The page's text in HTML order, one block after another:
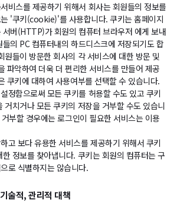
비스를 제공하기 위해서 회사는 회원들의 정보를
'쿠키(cookie)'를 사용합니다. 쿠키는 홈페이지
버(HTTP)가 회원의 컴퓨터 브라우저 에게 보내
의 PC 컴퓨터내의 하드디스크에 저장되기도 합
원들이 방문한 회사의 각 서비스에 대한 방문 및
파악하여 더욱 더 편리한 서비스를 만들어 제공
쿠키에 대하여 사용여부를 선택할 수 있습니다.
정함으로써 모든 쿠키를 허용할 수도 있고 쿠키
거치거나 모든 쿠키의 저장을 거부할 수도 있습니
부할 경우에는 로그인이 필요한 서비스는 이용
고 보다 유용한 서비스를 제공하기 위해서 쿠키
정보를 찾아냅니다. 쿠키는 회원의 컴퓨터는 구
로 식별하지는 않습니다.
술적, 관리적 대책